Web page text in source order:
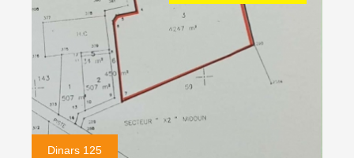
Dinars 125